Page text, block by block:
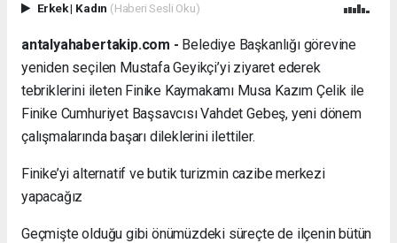
Erkek| Kadın (Haberi Sesli Oku)
antalyahabertakip.com - Belediye Başkanlığı görevine
yeniden seçilen Mustafa Geyikçi’yi ziyaret ederek
tebriklerini ileten Finike Kaymakamı Musa Kazım Çelik ile
Finike Cumhuriyet Başsavcısı Vahdet Gebeş, yeni dönem
çalışmalarında başarı dileklerini ilettiler.
Finike’yi alternatif ve butik turizmin cazibe merkezi
yapacağız
Geçmişte olduğu gibi önümüzdeki süreçte de ilçenin bütün